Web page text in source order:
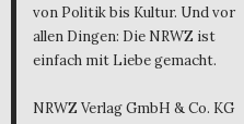
von Politik bis Kultur. Und vor
allen Dingen: Die NRWZ ist
einfach mit Liebe gemacht.
NRWZ Verlag GmbH & Co. KG